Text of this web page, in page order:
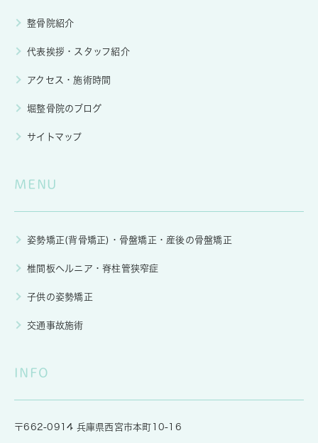
整骨院紹介
代表挨拶・スタッフ紹介
アクセス・施術時間
堀整骨院のブログ
サイトマップ
MENU
姿勢矯正(背骨矯正)・骨盤矯正・産後の骨盤矯正
椎間板ヘルニア・脊柱管狭窄症
子供の姿勢矯正
交通事故施術
INFO
〒662-0914 兵庫県西宮市本町10-16